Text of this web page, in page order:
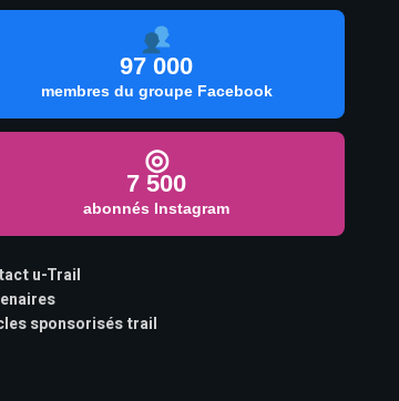
97 000
membres du groupe Facebook
◎
7 500
abonnés Instagram
u-Trail
sponsorisés trail